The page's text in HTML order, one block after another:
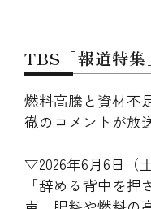
TBS「報道特集
燃料高騰と資材不
徹のコメントが放
▽2026年6月6日（
「辞める背中を押